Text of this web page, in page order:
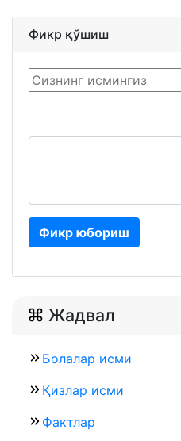
Фикр қўшиш
Фикр юбориш
Жадвал
Болалар исми
Қизлар исми
Фактлар